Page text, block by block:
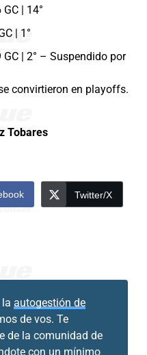
| 14°
| 1°
| 2° – Suspendido por
convirtieron en playoffs.
Tobares
Twitter/X
autogestión de
de vos. Te
de la comunidad de
con un mínimo